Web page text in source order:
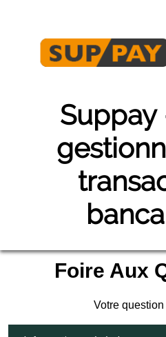
suppay
Foire Aux
Votre question